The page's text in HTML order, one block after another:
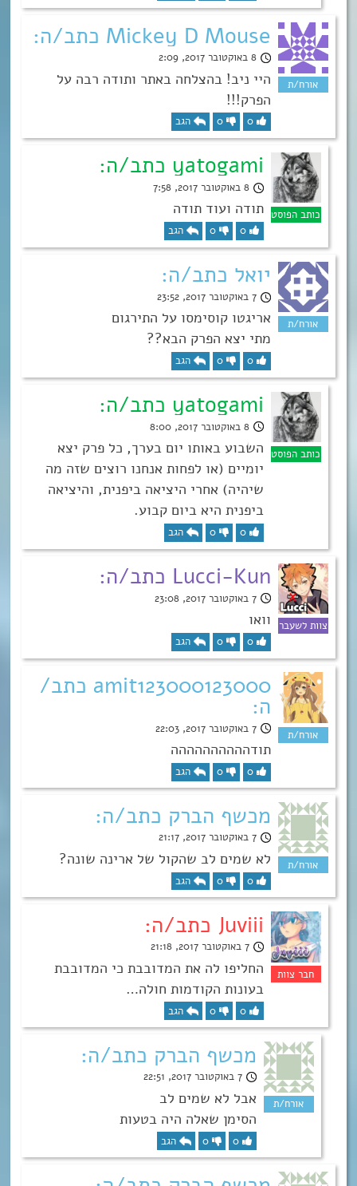
Mickey D Mouse כתב/ה:
8 באוקטובר 2017, 2:09
היי ניב! בהצלחה באתר ותודה רבה על
הפרק!!!
0
0 הגב
yatogami כתב/ה:
8 באוקטובר 2017, 7:58
תודה ועוד תודה
0
0 הגב
יואל כתב/ה:
7 באוקטובר 2017, 23:52
אריגטו קוסימסו על התירגום
מתי יצא הפרק הבא??
0
0 הגב
yatogami כתב/ה:
8 באוקטובר 2017, 8:00
השבוע באותו יום בערך, כל פרק יצא
יומיים (או לפחות אנחנו רוצים שזה מה
שיהיה) אחרי היציאה ביפנית, והיציאה
ביפנית היא ביום קבוע.
0
0 הגב
Lucci-Kun כתב/ה:
7 באוקטובר 2017, 23:08
וואו
0
0 הגב
amit123000123000 כתב/
ה:
7 באוקטובר 2017, 22:03
תודהההההההההה
0
0 הגב
מכשף הברק כתב/ה:
7 באוקטובר 2017, 21:17
לא שמים לב שהקול של ארינה שונה?
0
0 הגב
Juviii כתב/ה:
7 באוקטובר 2017, 21:18
החליפו לה את המדובבת כי המדובבת
בעונות הקודמות חולה…
0
0 הגב
מכשף הברק כתב/ה:
7 באוקטובר 2017, 22:51
אבל לא שמים לב
הסימן שאלה היה בטעות
0
0 הגב